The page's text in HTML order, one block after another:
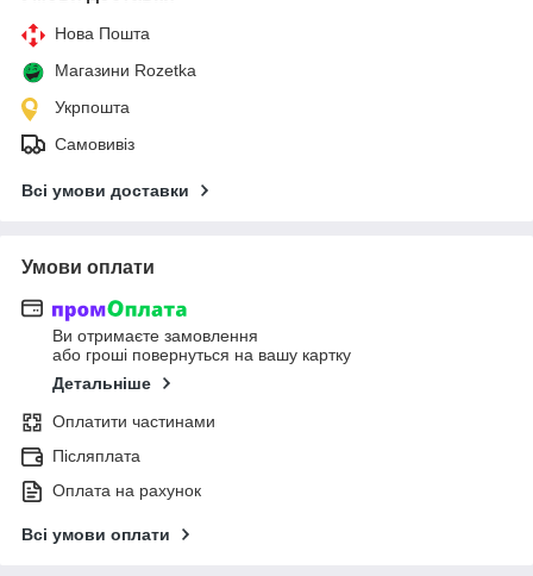
Нова Пошта
Магазини Rozetka
Укрпошта
Самовивіз
Всі умови доставки
Умови оплати
Ви отримаєте замовлення
або гроші повернуться на вашу картку
Детальніше
Оплатити частинами
Післяплата
Оплата на рахунок
Всі умови оплати